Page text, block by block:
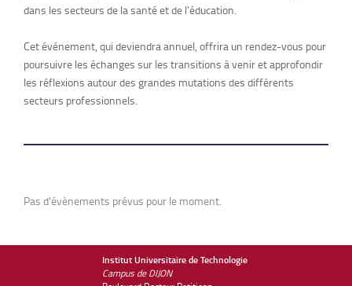
dans les secteurs de la santé et de l’éducation.
Cet événement, qui deviendra annuel, offrira un rendez-vous pour
poursuivre les échanges sur les transitions à venir et approfondir
les réflexions autour des grandes mutations des différents
secteurs professionnels.
Pas d'évènements prévus pour le moment.
Institut Universitaire de Technologie
Campus de DIJON